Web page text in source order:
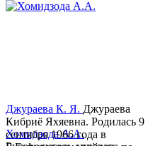
Хомидзода А.А.
Джураева К. Я. Джураева
Кибриё Яхяевна. Родилась 9
сентября 1966 года в